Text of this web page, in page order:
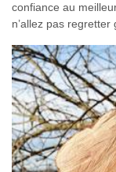
confiance au
n’allez pas regretter